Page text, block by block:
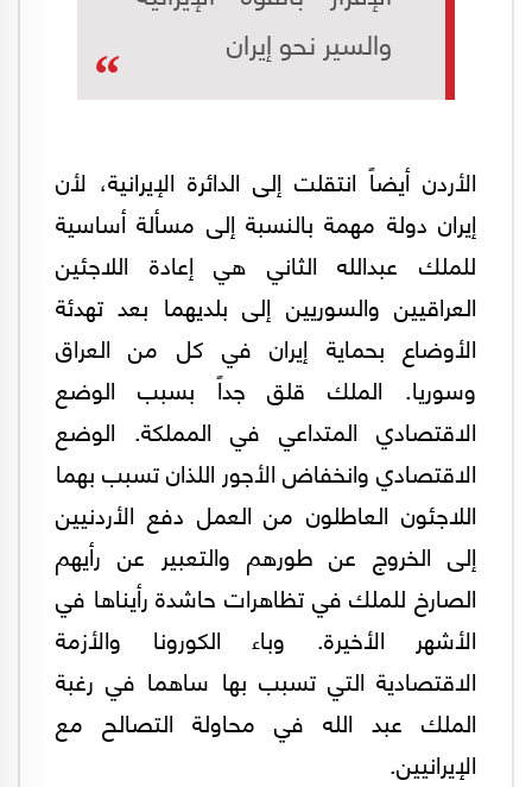
والسير نحو إيران
الأردن أيضاً انتقلت إلى الدائرة الإيرانية، لأن
إيران دولة مهمة بالنسبة إلى مسألة أساسية
للملك عبدالله الثاني هي إعادة اللاجئين
العراقيين والسوريين إلى بلديهما بعد تهدئة
الأوضاع بحماية إيران في كل من العراق
وسوريا. الملك قلق جداً بسبب الوضع
الاقتصادي المتداعي في المملكة. الوضع
الاقتصادي وانخفاض الأجور اللذان تسبب بهما
اللاجئون العاطلون من العمل دفع الأردنيين
إلى الخروج عن طورهم والتعبير عن رأيهم
الصارخ للملك في تظاهرات حاشدة رأيناها في
الأشهر الأخيرة. وباء الكورونا والأزمة
الاقتصادية التي تسبب بها ساهما في رغبة
الملك عبد الله في محاولة التصالح مع
الإيرانيين.